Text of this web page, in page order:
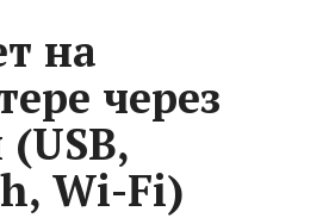
на
через
Wi-Fi)